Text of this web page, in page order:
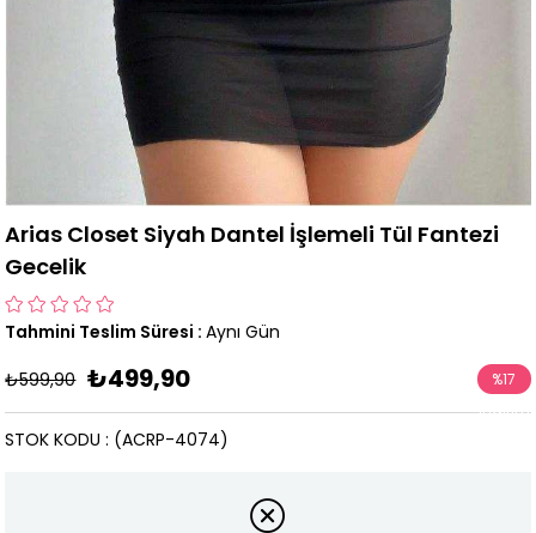
Arias Closet Siyah Dantel İşlemeli Tül Fantezi
Gecelik
Tahmini Teslim Süresi : Aynı Gün
₺599,90 ₺499,90 %17
İndirim
(ACRP-4074)
STOK KODU